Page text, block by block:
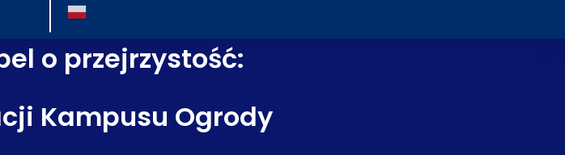
o przejrzystość:
Kampusu Ogrody